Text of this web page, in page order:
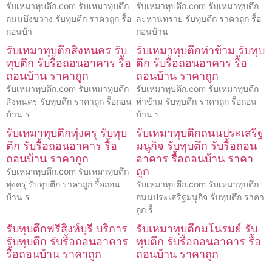
รับเหมาทุบตึก.com รับเหมาทุบตึก
ถนนบึงขวาง รับทุบตึก ราคาถูก รื้อ
ถอนบ้า
รับเหมาทุบตึก.com รับเหมาทุบตึก
ละหานทราย รับทุบตึก ราคาถูก รื้อ
ถอนบ้าน
รับเหมาทุบตึกสิงหนคร รับ
ทุบตึก รับรื้อถอนอาคาร รื้อ
ถอนบ้าน ราคาถูก
รับเหมาทุบตึก.com รับเหมาทุบตึก
สิงหนคร รับทุบตึก ราคาถูก รื้อถอน
บ้าน ร
รับเหมาทุบตึกท่าข้าม รับทุบ
ตึก รับรื้อถอนอาคาร รื้อ
ถอนบ้าน ราคาถูก
รับเหมาทุบตึก.com รับเหมาทุบตึก
ท่าข้าม รับทุบตึก ราคาถูก รื้อถอน
บ้าน ร
รับเหมาทุบตึกทุ่งครุ รับทุบ
ตึก รับรื้อถอนอาคาร รื้อ
ถอนบ้าน ราคาถูก
รับเหมาทุบตึก.com รับเหมาทุบตึก
ทุ่งครุ รับทุบตึก ราคาถูก รื้อถอน
บ้าน ร
รับเหมาทุบตึกถนนประเสริฐ
มนูกิจ รับทุบตึก รับรื้อถอน
อาคาร รื้อถอนบ้าน ราคา
ถูก
รับเหมาทุบตึก.com รับเหมาทุบตึก
ถนนประเสริฐมนูกิจ รับทุบตึก ราคา
ถูก รื้
รับทุบตึกฟรีสิงห์บุรี บริการ
รับทุบตึก รับรื้อถอนอาคาร
รื้อถอนบ้าน ราคาถูก
รับเหมาทุบตึกมโนรมย์ รับ
ทุบตึก รับรื้อถอนอาคาร รื้อ
ถอนบ้าน ราคาถูก